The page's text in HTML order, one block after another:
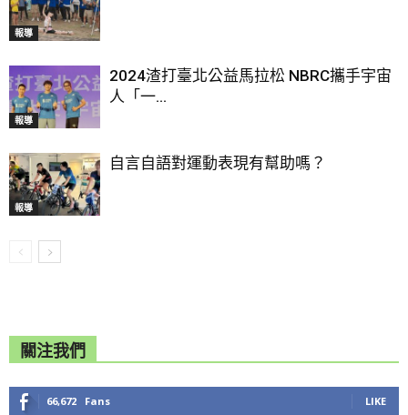
報導
報導
2024渣打臺北公益馬拉松 NBRC攜手宇宙
人「一...
報導
自言自語對運動表現有幫助嗎？
關注我們
66,672 Fans LIKE